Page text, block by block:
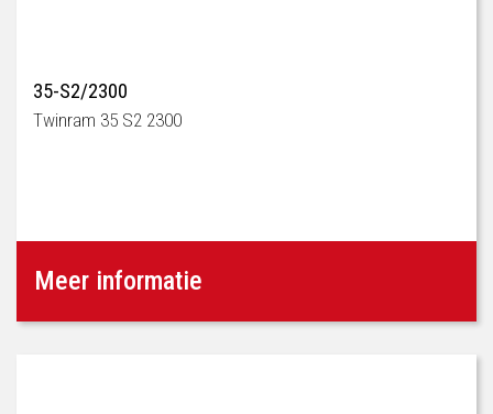
35-S2/2300
Twinram 35 S2 2300
Meer informatie